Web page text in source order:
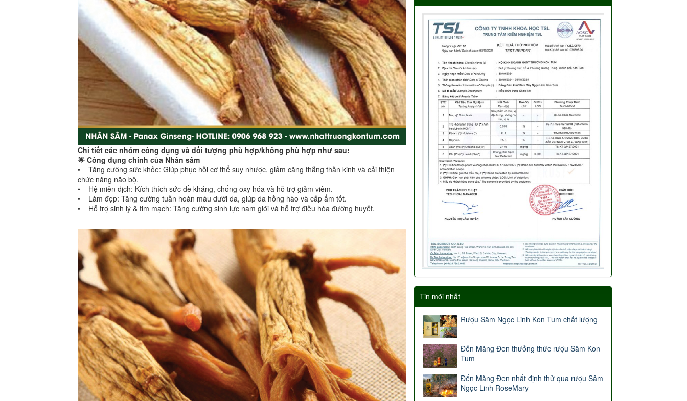
Chi tiết các nhóm công dụng và đối tượng phù hợp/không phù hợp như sau:
🌟 Công dụng chính của Nhân sâm
• Tăng cường sức khỏe: Giúp phục hồi cơ thể suy nhược, giảm căng thẳng thần kinh và cải thiện
chức năng não bộ.
• Hệ miễn dịch: Kích thích sức đề kháng, chống oxy hóa và hỗ trợ giảm viêm.
• Làm đẹp: Tăng cường tuần hoàn máu dưới da, giúp da hồng hào và cấp ẩm tốt.
• Hỗ trợ sinh lý & tim mạch: Tăng cường sinh lực nam giới và hỗ trợ điều hòa đường huyết.
Tin mới nhất
Rượu Sâm Ngọc Linh Kon Tum chất lượng
Đến Măng Đen thưởng thức rượu Sâm Kon
Tum
Đến Măng Đen nhất định thử qua rượu Sâm
Ngọc Linh RoseMary